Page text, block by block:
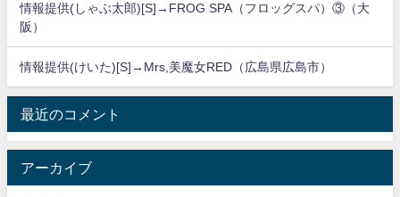
情報提供(しゃぶ太郎)[S]→FROG SPA（フロッグスパ）③（大
阪）
情報提供(けいた)[S]→Mrs,美魔女RED（広島県広島市）
最近のコメント
アーカイブ